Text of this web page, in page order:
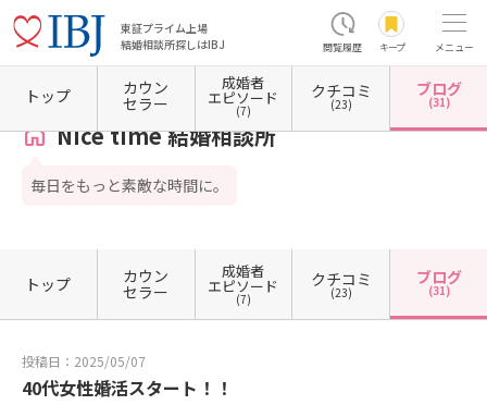
東証プライム上場
結婚相談所探しはIBJ
閲覧履歴 キープ メニュー
ホーム 熊本県の結婚相談所 熊本県熊本市 熊本県熊本市南区 Nice time 結婚相談所
Nice time 結婚相談所
毎日をもっと素敵な時間に。
トップ カウン
セラー
成婚者
エピソード
(7)
クチコミ
(23)
ブログ
(31)
トップ カウン
セラー
成婚者
エピソード
(7)
クチコミ
(23)
ブログ
(31)
投稿日：2025/05/07
40代女性婚活スタート！！